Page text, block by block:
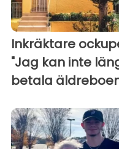
Inkräktare
"Jag kan inte
betala